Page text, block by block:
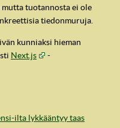
tuotannosta ei ole
tiedonmuruja.
kunniaksi hieman
Next.js
-
ilta lykkääntyy taas